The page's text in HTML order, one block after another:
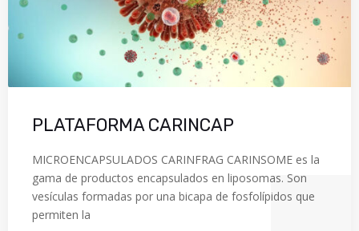
PLATAFORMA CARINCAP
MICROENCAPSULADOS CARINFRAG CARINSOME es la
gama de productos encapsulados en liposomas. Son
vesículas formadas por una bicapa de fosfolípidos que
permiten la